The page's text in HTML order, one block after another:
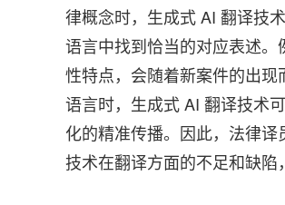
律概念时，生成式 AI 翻译技
语言中找到恰当的对应表述。
性特点，会随着新案件的出
语言时，生成式 AI 翻译技术
化的精准传播。因此，法律
技术在翻译方面的不足和缺陷